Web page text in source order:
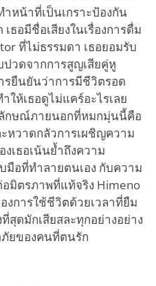
หน้าที่เป็นเกราะป้องกัน
ธอมีชื่อเสียงในเรื่องการดื่ม
ที่ไม่ธรรมดา เธอยอมรับ
ปวดจากการสูญเสียคู่หู
รยืนยันว่าการมีชีวิตรอด
ให้เธอดูไม่แคร์อะไรเลย
ลักษณ์ภายนอกที่หมกมุ่นนี้คือ
หวาดกลัวการเผชิญความ
งเธอเน้นย้ำถึงความ
มือที่ทำลายตนเอง กับความ
มิตรภาพที่แท้จริง Himeno
งการใช้ชีวิตด้วยเวลาที่ยืม
สุดมักเสียสละทุกอย่างอย่าง
ภัยของคนที่ตนรัก